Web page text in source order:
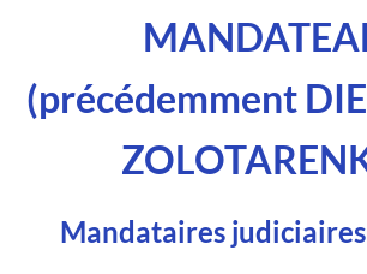
(précédemment
Mandataires judiciaires